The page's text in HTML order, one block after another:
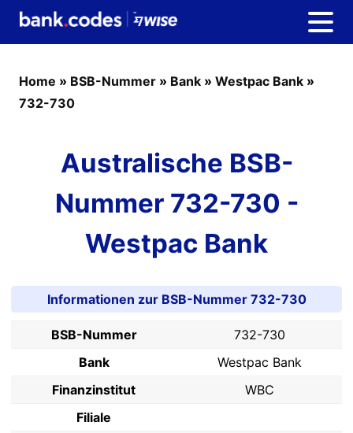
Home » BSB-Nummer » Bank » Westpac Bank »
732-730
Australische BSB-
Nummer 732-730 -
Westpac Bank
Informationen zur BSB-Nummer 732-730
BSB-Nummer
732-730
Bank
Westpac Bank
Finanzinstitut
WBC
Filiale